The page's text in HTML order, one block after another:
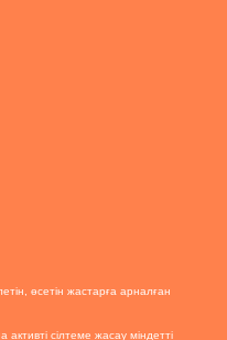
өсетін жастарға арналған
сілтеме жасау міндетті